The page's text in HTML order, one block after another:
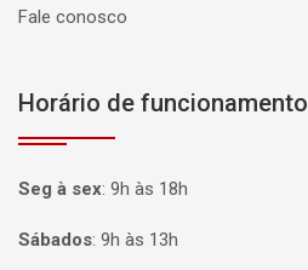
Fale conosco
Horário de funcionamento
Seg à sex: 9h às 18h
Sábados: 9h às 13h